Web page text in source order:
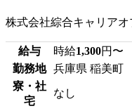
株式会社綜合キャリアオ
給与 時給1,300円〜
勤務地
兵庫県 稲美町
寮・社
宅
なし